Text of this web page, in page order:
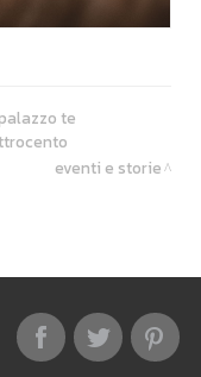
te
eventi e storie